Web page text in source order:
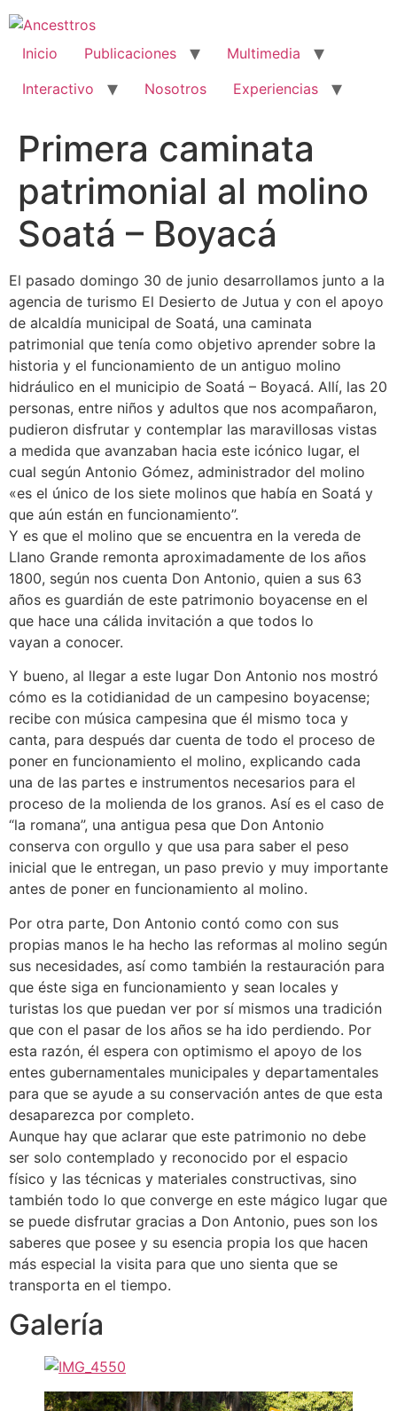
al
contenido
Inicio Publicaciones
Multimedia
Interactivo
Nosotros Experiencias
Primera caminata
patrimonial al molino
Soatá – Boyacá
El pasado domingo 30 de junio desarrollamos junto a la
agencia de turismo El Desierto de Jutua y con el apoyo
de alcaldía municipal de Soatá, una caminata
patrimonial que tenía como objetivo aprender sobre la
historia y el funcionamiento de un antiguo molino
hidráulico en el municipio de Soatá – Boyacá. Allí, las 20
personas, entre niños y adultos que nos acompañaron,
pudieron disfrutar y contemplar las maravillosas vistas
a medida que avanzaban hacia este icónico lugar, el
cual según Antonio Gómez, administrador del molino
«es el único de los siete molinos que había en Soatá y
que aún están en funcionamiento”.
Y es que el molino que se encuentra en la vereda de
Llano Grande remonta aproximadamente de los años
1800, según nos cuenta Don Antonio, quien a sus 63
años es guardián de este patrimonio boyacense en el
que hace una cálida invitación a que todos lo
vayan a conocer.
Y bueno, al llegar a este lugar Don Antonio nos mostró
cómo es la cotidianidad de un campesino boyacense;
recibe con música campesina que él mismo toca y
canta, para después dar cuenta de todo el proceso de
poner en funcionamiento el molino, explicando cada
una de las partes e instrumentos necesarios para el
proceso de la molienda de los granos. Así es el caso de
“la romana”, una antigua pesa que Don Antonio
conserva con orgullo y que usa para saber el peso
inicial que le entregan, un paso previo y muy importante
antes de poner en funcionamiento al molino.
Por otra parte, Don Antonio contó como con sus
propias manos le ha hecho las reformas al molino según
sus necesidades, así como también la restauración para
que éste siga en funcionamiento y sean locales y
turistas los que puedan ver por sí mismos una tradición
que con el pasar de los años se ha ido perdiendo. Por
esta razón, él espera con optimismo el apoyo de los
entes gubernamentales municipales y departamentales
para que se ayude a su conservación antes de que esta
desaparezca por completo.
Aunque hay que aclarar que este patrimonio no debe
ser solo contemplado y reconocido por el espacio
físico y las técnicas y materiales constructivas, sino
también todo lo que converge en este mágico lugar que
se puede disfrutar gracias a Don Antonio, pues son los
saberes que posee y su esencia propia los que hacen
más especial la visita para que uno sienta que se
transporta en el tiempo.
Galería